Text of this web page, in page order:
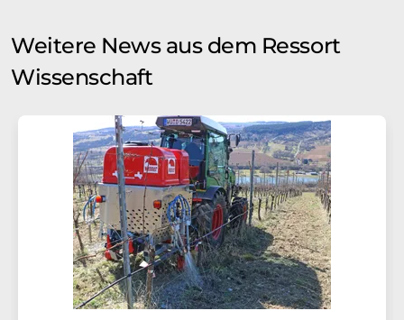
Weitere News aus dem Ressort
Wissenschaft